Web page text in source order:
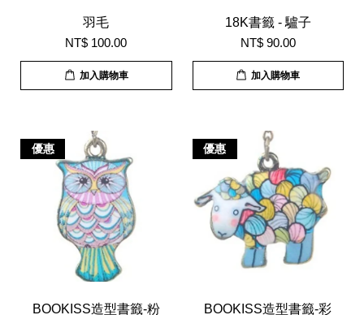
羽毛
NT$ 100.00
加入購物車
18K書籤 - 驢子
NT$ 90.00
加入購物車
優惠
BOOKISS造型書籤-粉
優惠
BOOKISS造型書籤-彩